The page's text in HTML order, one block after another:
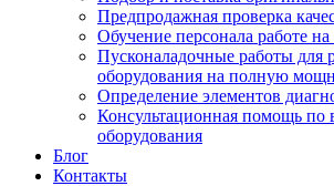
Предпродажная проверка
Обучение персонала работе
Пусконаладочные работы для
оборудования на полную
Определение элементов
Консультационная помощь по
оборудования
Блог
Контакты